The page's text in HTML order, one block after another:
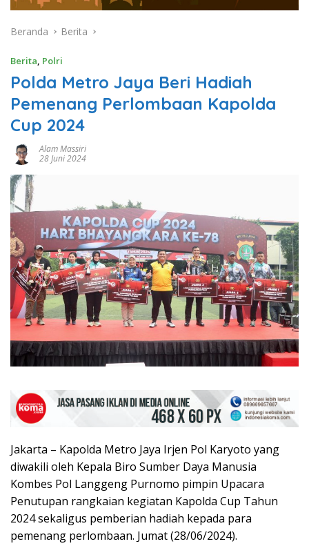
Beranda Berita
Berita Polri
Polda Metro Jaya Beri Hadiah
Pemenang Perlombaan Kapolda
Cup 2024
Alam Massiri
28 Juni 2024
Jakarta – Kapolda Metro Jaya Irjen Pol Karyoto yang
diwakili oleh Kepala Biro Sumber Daya Manusia
Kombes Pol Langgeng Purnomo pimpin Upacara
Penutupan rangkaian kegiatan Kapolda Cup Tahun
2024 sekaligus pemberian hadiah kepada para
pemenang perlombaan. Jumat (28/06/2024).